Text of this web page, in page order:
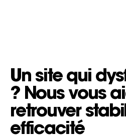
Un site qui
? Nous vous
retrouver
efficacité